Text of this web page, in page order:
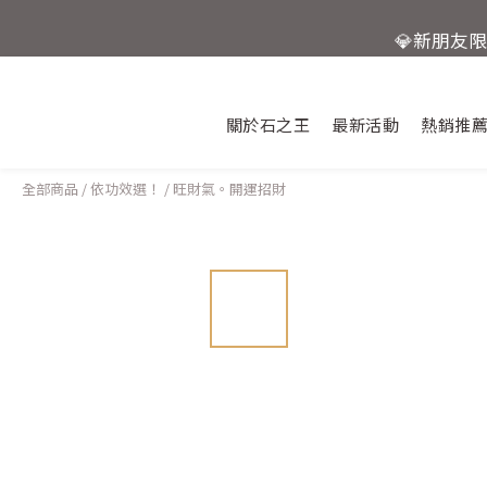
💎新朋友
關於石之王 最新活動 熱銷推薦
全部商品 /依功效選！ / 旺財氣。開運招財